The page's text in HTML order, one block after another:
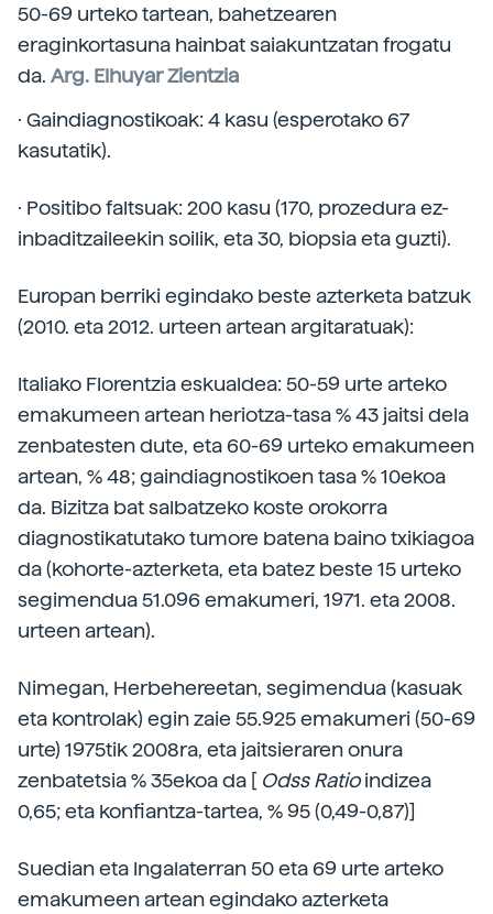
50-69 urteko tartean, bahetzearen
eraginkortasuna hainbat saiakuntzatan frogatu
da. Arg. Elhuyar Zientzia
· Gaindiagnostikoak: 4 kasu (esperotako 67
kasutatik).
· Positibo faltsuak: 200 kasu (170, prozedura ez-
inbaditzaileekin soilik, eta 30, biopsia eta guzti).
Europan berriki egindako beste azterketa batzuk
(2010. eta 2012. urteen artean argitaratuak):
Italiako Florentzia eskualdea: 50-59 urte arteko
emakumeen artean heriotza-tasa % 43 jaitsi dela
zenbatesten dute, eta 60-69 urteko emakumeen
artean, % 48; gaindiagnostikoen tasa % 10ekoa
da. Bizitza bat salbatzeko koste orokorra
diagnostikatutako tumore batena baino txikiagoa
da (kohorte-azterketa, eta batez beste 15 urteko
segimendua 51.096 emakumeri, 1971. eta 2008.
urteen artean).
Nimegan, Herbehereetan, segimendua (kasuak
eta kontrolak) egin zaie 55.925 emakumeri (50-69
urte) 1975tik 2008ra, eta jaitsieraren onura
zenbatetsia % 35ekoa da [ Odss Ratioindizea
0,65; eta konfiantza-tartea, % 95 (0,49-0,87)]
Suedian eta Ingalaterran 50 eta 69 urte arteko
emakumeen artean egindako azterketa